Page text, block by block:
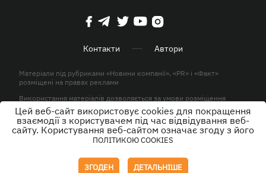
Контакти Автори
Матеріали під рубриками «Новини компанії», «PR» і «Факт»
розміщені на правах реклами
Використання матеріалів дозволяється за умови розміщення
активного гіперпосилання на KP.UA в першому абзаці.
© ТОВ «ЮЛАВ МЕДІА» 2026. Всі права захищені.
Цей веб-сайт використовує cookies для покращення
взаємодії з користувачем під час відвідування веб-
сайту. Користування веб-сайтом означає згоду з його
ПОЛІТИКОЮ COOKIES
ЗГОДЕН ДЕТАЛЬНІШЕ